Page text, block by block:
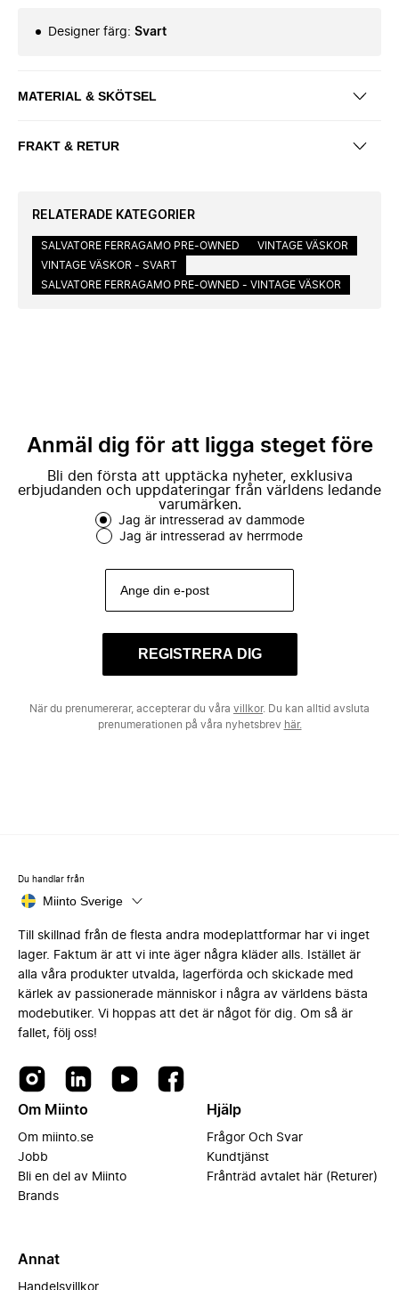
Designer färg: Svart
MATERIAL & SKÖTSEL
FRAKT & RETUR
RELATERADE KATEGORIER
SALVATORE FERRAGAMO PRE-OWNED
VINTAGE VÄSKOR
VINTAGE VÄSKOR - SVART
SALVATORE FERRAGAMO PRE-OWNED - VINTAGE VÄSKOR
Anmäl dig för att ligga steget före
Bli den första att upptäcka nyheter, exklusiva
erbjudanden och uppdateringar från världens ledande
varumärken.
Jag är intresserad av dammode
Jag är intresserad av herrmode
REGISTRERA DIG
När du prenumererar, accepterar du våra villkor. Du kan alltid avsluta
prenumerationen på våra nyhetsbrev här.
Du handlar från
Miinto Sverige
Till skillnad från de flesta andra modeplattformar har vi inget
lager. Faktum är att vi inte äger några kläder alls. Istället är
alla våra produkter utvalda, lagerförda och skickade med
kärlek av passionerade människor i några av världens bästa
modebutiker. Vi hoppas att det är något för dig. Om så är
fallet, följ oss!
Om Miinto
Om miinto.se
Jobb
Bli en del av Miinto
Brands
Hjälp
Frågor Och Svar
Kundtjänst
Frånträd avtalet här (Returer)
Annat
Handelsvillkor